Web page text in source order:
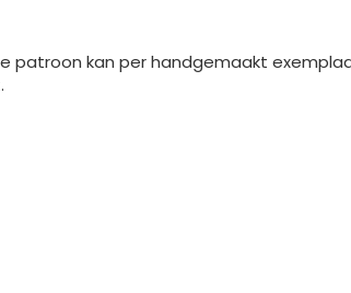
patroon kan per handgemaakt